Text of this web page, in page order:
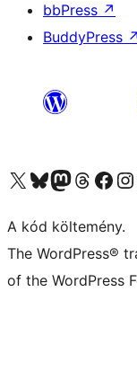
bbPress ↗
BuddyPress ↗
Visit our X (formerly Twitter) account
Visit our Bluesky account
TwitterVisit our ThreadsVisit
A kód költemény.
The WordPress®
of the WordPress